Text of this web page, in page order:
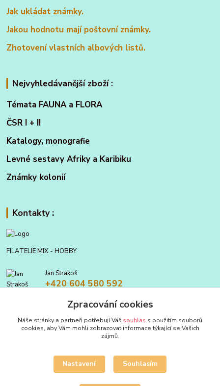
Jak ukládat známky.
Jakou hodnotu mají poštovní známky.
Zhotovení vlastních albových listů.
Nejvyhledávanější zboží :
Témata FAUNA a FLORA
ČSR I + II
Katalogy, monografie
Levné sestavy Afriky a Karibiku
Známky kolonií
Kontakty :
FILATELIE MIX - HOBBY
Jan Strakoš
+420 604 580 592
filatelie.mix@seznam.cz
Upravit sběr cookies.
Zpracování cookies
Náše stránky a partneři potřebují Váš souhlas s použitím souborů
cookies, aby Vám mohli zobrazovat informace týkající se Vašich
zájmů.
Nastavení Souhlasím